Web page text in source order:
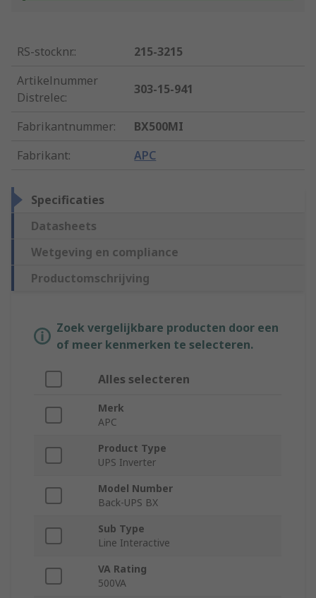
RS-stocknr.:
215-3215
Artikelnummer
Distrelec:
303-15-941
Fabrikantnummer:
BX500MI
Fabrikant: APC
Specificaties
Datasheets
Wetgeving en compliance
Productomschrijving
Zoek vergelijkbare producten door een
of meer kenmerken te selecteren.
Alles selecteren
Merk
APC
Product Type
UPS Inverter
Model Number
Back-UPS BX
Sub Type
Line Interactive
VA Rating
500VA